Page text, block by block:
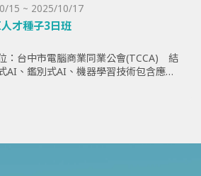
15 ~ 2025/10/17
才種子3日班
：台中市電腦商業同業公會(TCCA) 結
AI、鑑別式AI、機器學習技術包含應用